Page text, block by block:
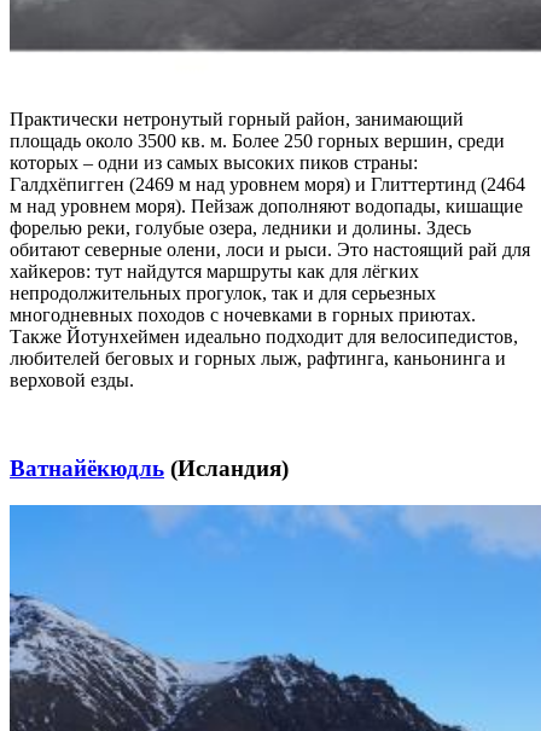
Практически нетронутый горный район, занимающий
площадь около 3500 кв. м. Более 250 горных вершин, среди
которых – одни из самых высоких пиков страны:
Галдхëпигген (2469 м над уровнем моря) и Глиттертинд (2464
м над уровнем моря). Пейзаж дополняют водопады, кишащие
форелью реки, голубые озера, ледники и долины. Здесь
обитают северные олени, лоси и рыси. Это настоящий рай для
хайкеров: тут найдутся маршруты как для лёгких
непродолжительных прогулок, так и для серьезных
многодневных походов с ночевками в горных приютах.
Также Йотунхеймен идеально подходит для велосипедистов,
любителей беговых и горных лыж, рафтинга, каньонинга и
верховой езды.
Ватнайёкюдль (Исландия)